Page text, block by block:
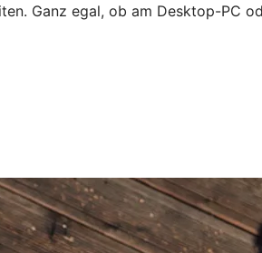
Ganz egal, ob am Desktop-PC